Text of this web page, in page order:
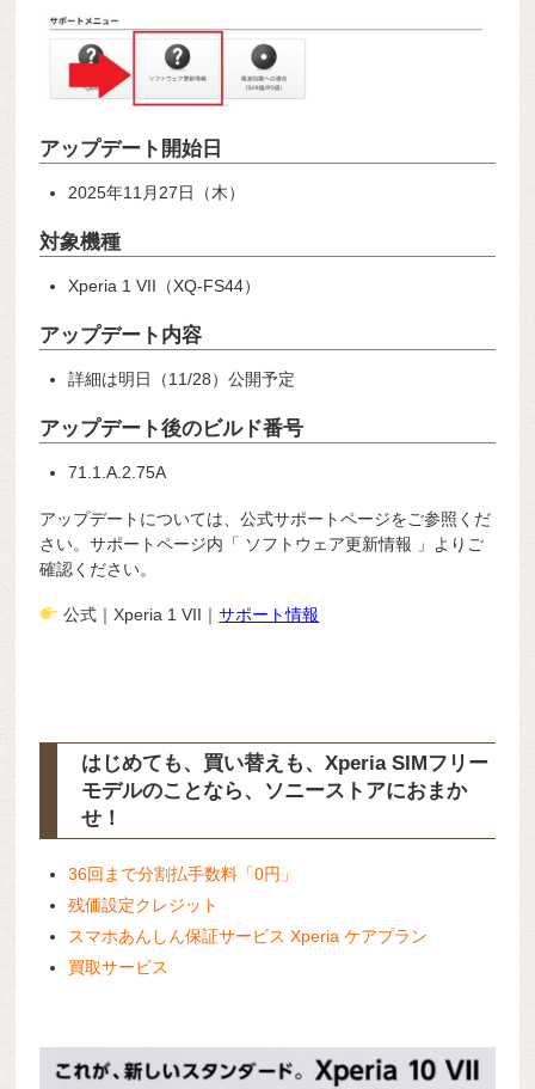
アップデート開始日
2025年11月27日（木）
対象機種
Xperia 1 VII（XQ-FS44）
アップデート内容
詳細は明日（11/28）公開予定
アップデート後のビルド番号
71.1.A.2.75A
アップデートについては、公式サポートページをご参照くだ
さい。サポートページ内「 ソフトウェア更新情報 」よりご
確認ください。
公式｜Xperia 1 VII｜サポート情報
はじめても、買い替えも、Xperia SIMフリー
モデルのことなら、ソニーストアにおまか
せ！
36回まで分割払手数料「0円」
残価設定クレジット
スマホあんしん保証サービス Xperia ケアプラン
買取サービス